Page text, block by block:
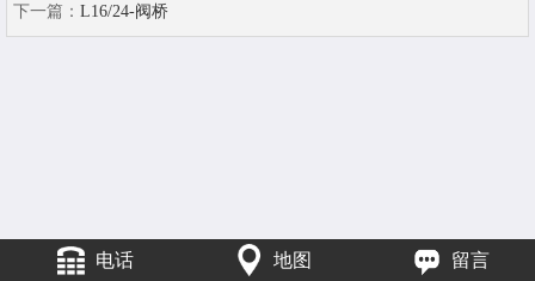
下一篇： L16/24-阀桥
电话 地图 留言